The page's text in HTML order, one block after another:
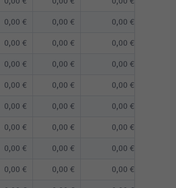
0,00 € 0,00 € 0,00 €
0,00 € 0,00 € 0,00 €
0,00 € 0,00 € 0,00 €
0,00 € 0,00 € 0,00 €
0,00 € 0,00 € 0,00 €
0,00 € 0,00 € 0,00 €
0,00 € 0,00 € 0,00 €
0,00 € 0,00 € 0,00 €